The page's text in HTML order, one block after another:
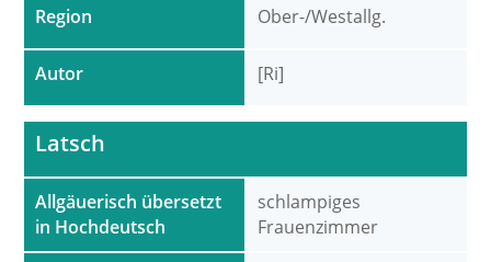
Region
Autor
Ober-/Westallg.
[Ri]
Allgäuerisch übersetzt
in Hochdeutsch
Latsch
schlampiges
Frauenzimmer